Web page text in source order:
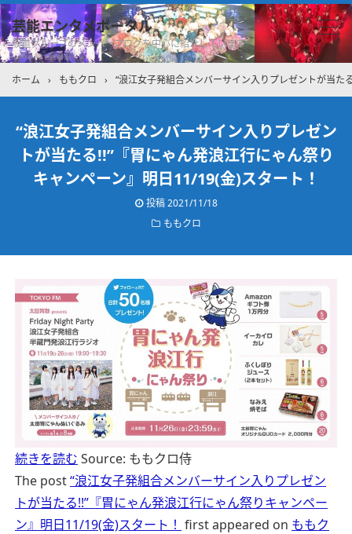
芸能エンタメポータル
坂道グループのメンバーブログを中心に紹介しています
ホーム › ももクロ › “浪江女子発組合メンバーサイン入りプレゼントが当
“浪江女子発組合メンバーサイン入りプレゼン
トが当たる!!”『胃にゃん発浪江行にゃん祭り
キャンペーン』明日11/19(金)スタート！
投稿2021/11/18
ももクロ
続きを読む Source: ももクロ侍
The post“浪江女子発組合メンバーサイン入りプレゼン
トが当たる!!”『胃にゃん発浪江行にゃん祭りキャンペー
ン』明日11/19(金)スタート！ first appeared on ももク